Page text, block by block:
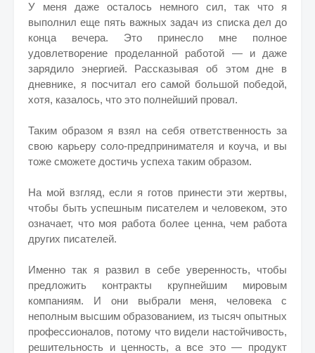
У меня даже осталось немного сил, так что я
выполнил еще пять важных задач из списка дел до
конца вечера. Это принесло мне полное
удовлетворение проделанной работой — и даже
зарядило энергией. Рассказывая об этом дне в
дневнике, я посчитал его самой большой победой,
хотя, казалось, что это полнейший провал.
Таким образом я взял на себя ответственность за
свою карьеру соло-предпринимателя и коуча, и вы
тоже сможете достичь успеха таким образом.
На мой взгляд, если я готов принести эти жертвы,
чтобы быть успешным писателем и человеком, это
означает, что моя работа более ценна, чем работа
других писателей.
Именно так я развил в себе уверенность, чтобы
предложить контракты крупнейшим мировым
компаниям. И они выбрали меня, человека с
неполным высшим образованием, из тысяч опытных
профессионалов, потому что видели настойчивость,
решительность и ценность, а все это — продукт